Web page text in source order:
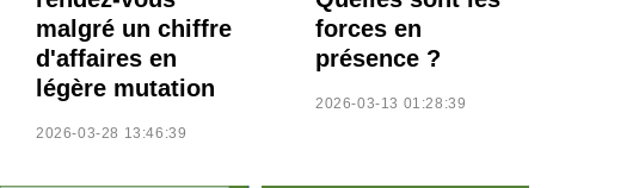
malgré un chiffre
d'affaires en
légère mutation
2026-03-28 13:46:39
forces en
présence ?
2026-03-13 01:28:39